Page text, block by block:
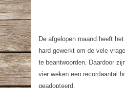
De afgelopen maand heeft
hard gewerkt om de vele
te beantwoorden. Daardoor
vier weken een recordaantal
geadopteerd.